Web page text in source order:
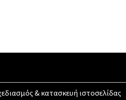
& κατασκευή ιστοσελίδας